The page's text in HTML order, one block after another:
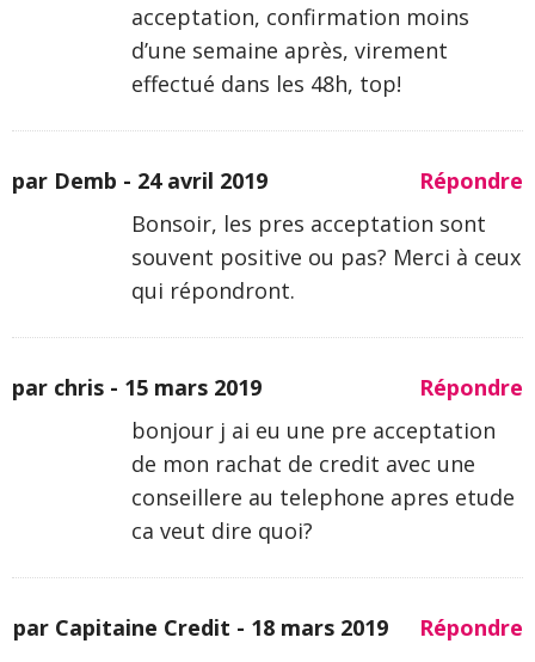
acceptation, confirmation moins
d’une semaine après, virement
effectué dans les 48h, top!
par Demb - 24 avril 2019
Répondre
Bonsoir, les pres acceptation sont
souvent positive ou pas? Merci à ceux
qui répondront.
par chris - 15 mars 2019
Répondre
bonjour j ai eu une pre acceptation
de mon rachat de credit avec une
conseillere au telephone apres etude
ca veut dire quoi?
par Capitaine Credit - 18 mars 2019
Répondre